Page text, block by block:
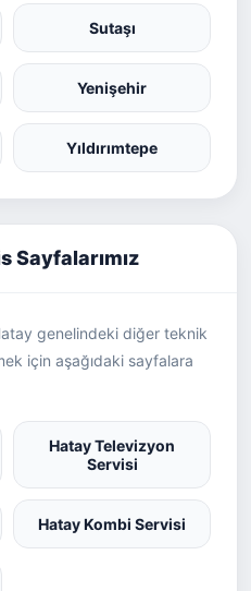
Sutaşı
Yenişehir
Yıldırımtepe
Sayfalarımız
genelindeki diğer teknik
için aşağıdaki sayfalara
Hatay Televizyon
Servisi
Hatay Kombi Servisi